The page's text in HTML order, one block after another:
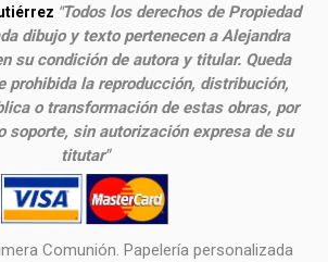
"Todos los derechos de Propiedad
dibujo y texto pertenecen a Alejandra
su condición de autora y titular. Queda
prohibida la reproducción, distribución,
o transformación de estas obras, por
soporte, sin autorización expresa de su
titutar"
Comunión. Papelería personalizada